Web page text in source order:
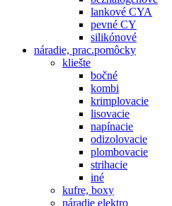
lankové CYA
pevné CY
silikónové
náradie, prac.pomôcky
kliešte
bočné
kombi
krimplovacie
lisovacie
napínacie
odizolovacie
plombovacie
strihacie
iné
kufre, boxy
náradie elektro